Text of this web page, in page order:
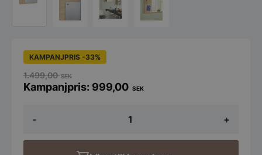
-
Hübsch
Anslagstavla
+
KAMPANJPRIS -33%
1.499,00SEK
999,00 SEK